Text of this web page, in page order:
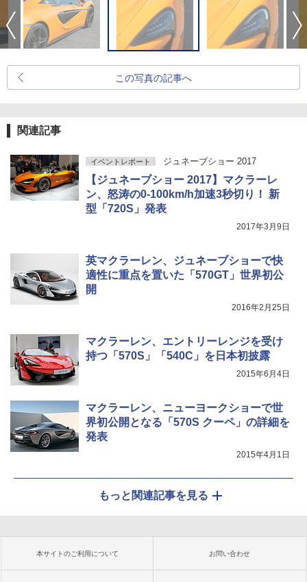
この写真の記事へ
関連記事
イベントレポート ジュネーブショー 2017
【ジュネーブショー 2017】マクラーレ
ン、怒涛の0-100km/h加速3秒切り！ 新
型「720S」発表
2017年3月9日
英マクラーレン、ジュネーブショーで快
適性に重点を置いた「570GT」世界初公
開
2016年2月25日
マクラーレン、エントリーレンジを受け
持つ「570S」「540C」を日本初披露
2015年6月4日
マクラーレン、ニューヨークショーで世
界初公開となる「570S クーペ」の詳細を
発表
2015年4月1日
もっと関連記事を見る
本サイトのご利用について お問い合わせ